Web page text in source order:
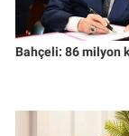
Bahçeli: 86 milyon